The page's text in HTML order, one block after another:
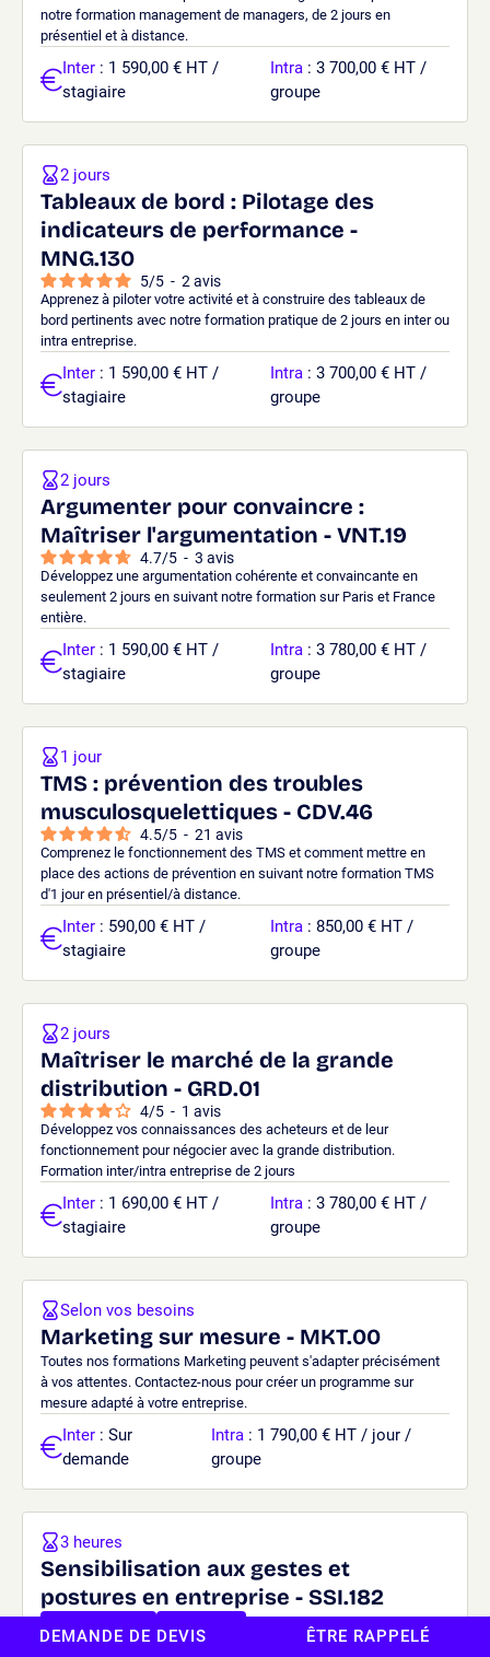
notre formation management de managers, de 2 jours en
présentiel et à distance.
Inter : 1 590,00 € HT /
stagiaire
Intra : 3 700,00 € HT /
groupe
Tableaux de bord : Pilotage des
indicateurs de performance -
MNG.130
5/5 - 2 avis
Apprenez à piloter votre activité et à construire des tableaux de
bord pertinents avec notre formation pratique de 2 jours en inter ou
intra entreprise.
2 jours
Inter : 1 590,00 € HT /
stagiaire
Intra : 3 700,00 € HT /
groupe
Argumenter pour convaincre :
Maîtriser l'argumentation - VNT.19
4.7/5 - 3 avis
Développez une argumentation cohérente et convaincante en
seulement 2 jours en suivant notre formation sur Paris et France
entière.
2 jours
Inter : 1 590,00 € HT /
stagiaire
Intra : 3 780,00 € HT /
groupe
TMS : prévention des troubles
musculosquelettiques - CDV.46
4.5/5 - 21 avis
Comprenez le fonctionnement des TMS et comment mettre en
place des actions de prévention en suivant notre formation TMS
d'1 jour en présentiel/à distance.
1 jour
Inter : 590,00 € HT /
stagiaire
Intra : 850,00 € HT /
groupe
Maîtriser le marché de la grande
distribution - GRD.01
4/5 - 1 avis
Développez vos connaissances des acheteurs et de leur
fonctionnement pour négocier avec la grande distribution.
Formation inter/intra entreprise de 2 jours
2 jours
Inter : 1 690,00 € HT /
stagiaire
Intra : 3 780,00 € HT /
groupe
Marketing sur mesure - MKT.00
Toutes nos formations Marketing peuvent s'adapter précisément
à vos attentes. Contactez-nous pour créer un programme sur
mesure adapté à votre entreprise.
Selon vos besoins
Inter : Sur
demande
Intra : 1 790,00 € HT / jour /
groupe
Sensibilisation aux gestes et
postures en entreprise - SSI.182
3 heures
DEMANDE DE DEVIS ÊTRE RAPPELÉ